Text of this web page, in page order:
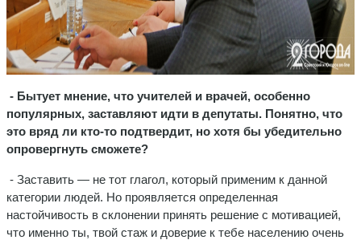
- Бытует мнение, что учителей и врачей, особенно
популярных, заставляют идти в депутаты. Понятно, что
это вряд ли кто-то подтвердит, но хотя бы убедительно
опровергнуть сможете?
- Заставить — не тот глагол, который применим к данной
категории людей. Но проявляется определенная
настойчивость в склонении принять решение с мотивацией,
что именно ты, твой стаж и доверие к тебе населению очень